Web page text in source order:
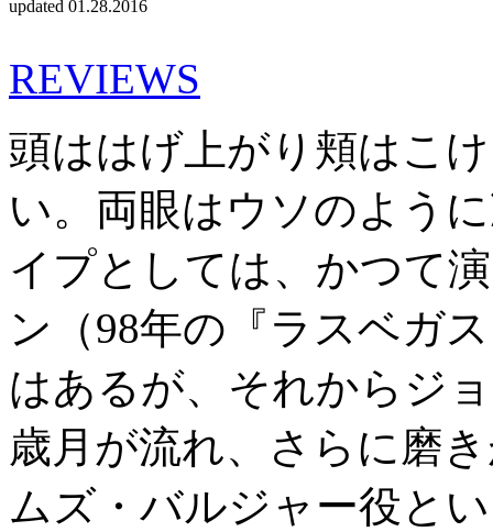
updated 01.28.2016
REVIEWS
頭ははげ上がり頬はこ
い。両眼はウソのよう
イプとしては、かつて
ン（98年の『ラスベガ
はあるが、それからジ
歳月が流れ、さらに磨
ムズ・バルジャー役と